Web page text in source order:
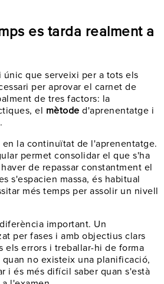
es tarda realment a
que serveixi per a tots els
per aprovar el carnet de
de tres factors: la
el mètode d'aprenentatge i
.
la continuïtat de l'aprenentatge.
permet consolidar el que s'ha
de repassar constantment el
s'espacien massa, és habitual
més temps per assolir un nivell
important. Un
per fases i amb objectius clars
els errors i treballar-hi de forma
quan no existeix una planificació,
i és més difícil saber quan s'està